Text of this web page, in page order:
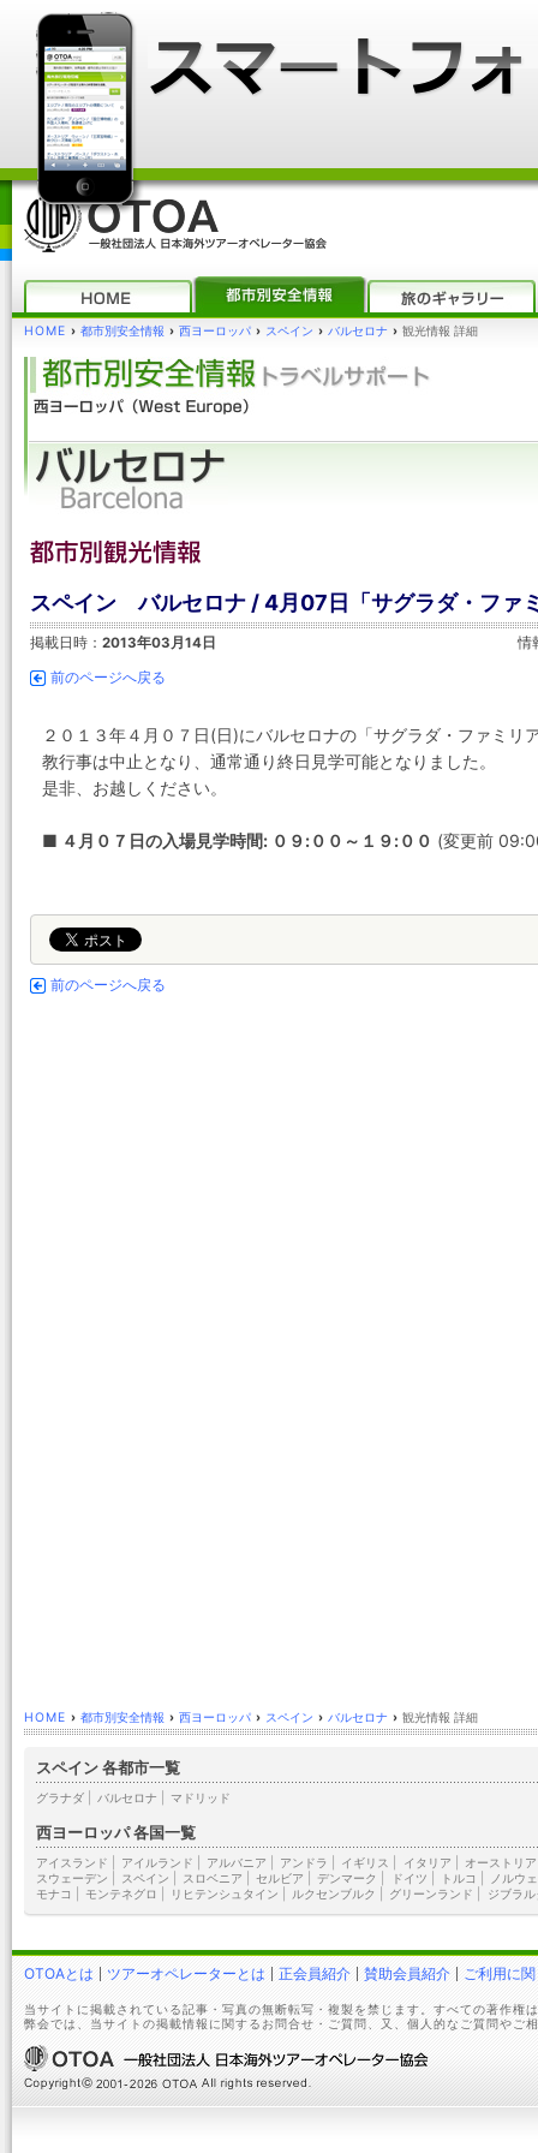
HOME › 都市別安全情報 › 西ヨーロッパ › スペイン › バルセロナ › 観光情報 詳細
スペイン バルセロナ / 4月07日「サグラダ・ファ
掲載日時： 2013年03月14日 情
前のページへ戻る
２０１３年４月０７日(日)にバルセロナの「サグラダ・ファミ
教行事は中止となり、通常通り終日見学可能となりました。
是非、お越しください。
■ ４月０７日の入場見学時間: ０９:００～１９:００ (変更前
前のページへ戻る
HOME › 都市別安全情報 › 西ヨーロッパ › スペイン › バルセロナ › 観光情報 詳細
スペイン 各都市一覧
グラナダ バルセロナ マドリッド
西ヨーロッパ 各国一覧
アイスランド アイルランド アルバニア アンドラ イギリス イタリア オーストリア
スウェーデン
スペイン スロベニア セルビア デンマーク ドイツ トルコ
ノルウ
モナコ
モンテネグロ リヒテンシュタイン ルクセンブルク グリーンランド ジブラル
OTOAとは ツアーオペレーターとは 正会員紹介 賛助会員紹介 ご利用に
当サイトに掲載されている記事・写真の無断転写・複製を禁じます。すべての著作権
弊会では、当サイトの掲載情報に関するお問合せ・ご質問、又、個人的なご質問やご